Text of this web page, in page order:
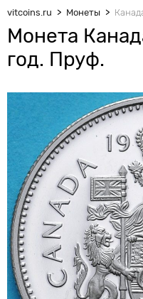
vitcoins.ru Монеты
Монета
год. Пруф.